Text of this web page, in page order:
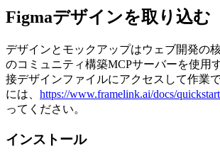
Figmaデザインを取り込む
デザインとモックアップはウェブ開発の
のコミュニティ構築MCPサーバーを使用
接デザインファイルにアクセスして作業
には、 https://www.framelink.ai/docs/quickstart
ってください。
インストール